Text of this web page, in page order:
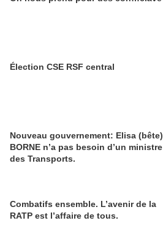
Élection CSE RSF central
Nouveau gouvernement: Elisa (bête)
BORNE n’a pas besoin d’un ministre
des Transports.
Combatifs ensemble. L’avenir de la
RATP est l’affaire de tous.